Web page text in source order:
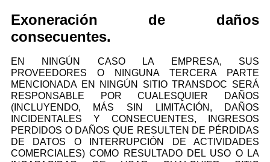
Exoneración de daños
consecuentes.
EN NINGÚN CASO LA EMPRESA, SUS
PROVEEDORES O NINGUNA TERCERA PARTE
MENCIONADA EN NINGÚN SITIO TRANSDOC SERÁ
RESPONSABLE POR CUALESQUIER DAÑOS
(INCLUYENDO, MÁS SIN LIMITACIÓN, DAÑOS
INCIDENTALES Y CONSECUENTES, INGRESOS
PERDIDOS O DAÑOS QUE RESULTEN DE PÉRDIDAS
DE DATOS O INTERRUPCIÓN DE ACTIVIDADES
COMERCIALES) COMO RESULTADO DEL USO O LA